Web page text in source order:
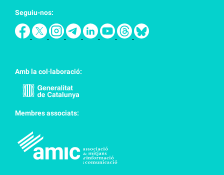
Seguiu-nos:
Amb la col·laboració:
Membres associats: